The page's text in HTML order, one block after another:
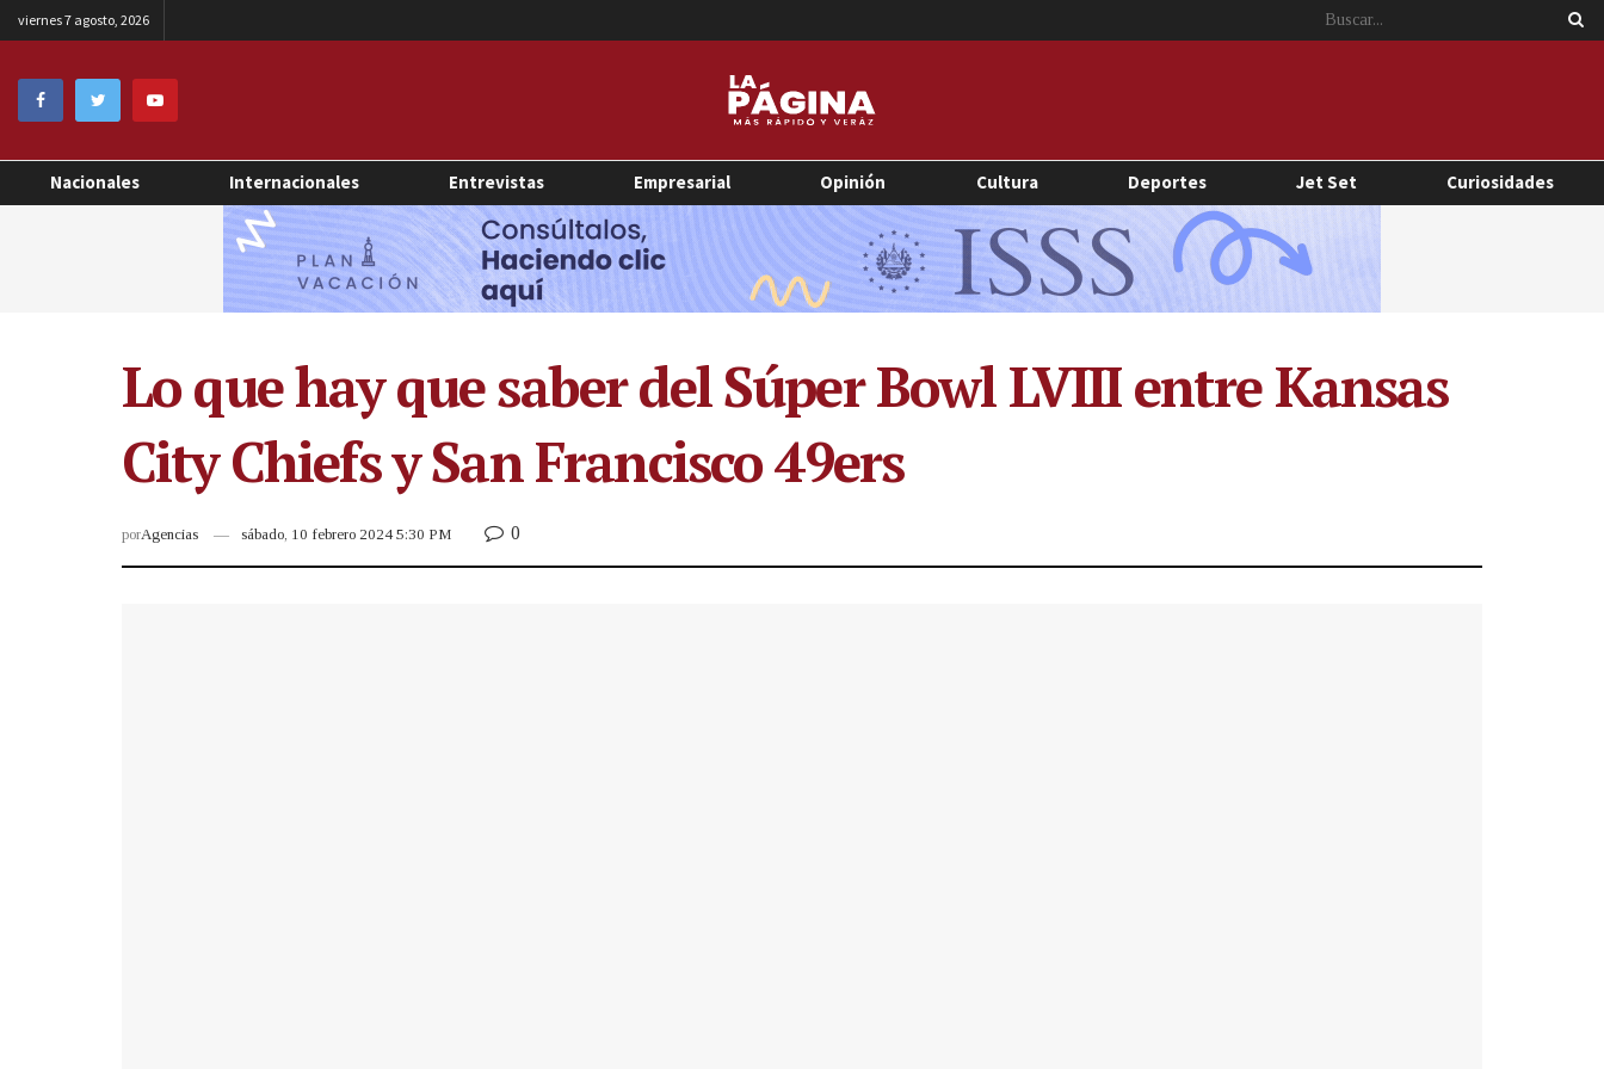
viernes 7 agosto, 2026
Nacionales Internacionales Entrevistas Empresarial Opinión Cultura Deportes Jet Set Curiosidades
Lo que hay que saber del Súper Bowl LVIII entre Kansas
City Chiefs y San Francisco 49ers
porAgencias sábado, 10 febrero 2024 5:30 PM 0